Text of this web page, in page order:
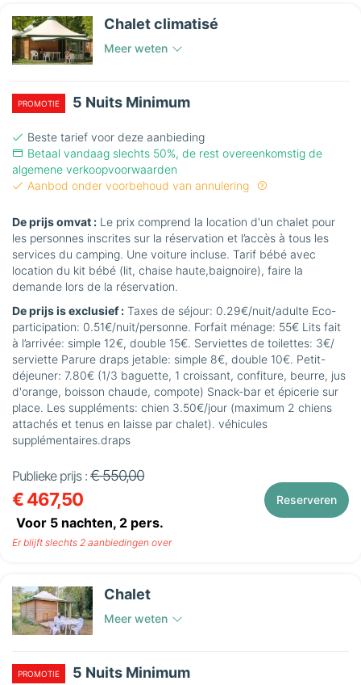
Chalet climatisé
Meer weten
PROMOTIE 5 Nuits Minimum
Beste tarief voor deze aanbieding
Betaal vandaag slechts 50%, de rest overeenkomstig de
algemene verkoopvoorwaarden
Aanbod onder voorbehoud van annulering
De prijs omvat : Le prix comprend la location d'un chalet pour
les personnes inscrites sur la réservation et l’accès à tous les
services du camping. Une voiture incluse. Tarif bébé avec
location du kit bébé (lit, chaise haute,baignoire), faire la
demande lors de la réservation.
De prijs is exclusief : Taxes de séjour: 0.29€/nuit/adulte Eco-
participation: 0.51€/nuit/personne. Forfait ménage: 55€ Lits fait
à l’arrivée: simple 12€, double 15€. Serviettes de toilettes: 3€/
serviette Parure draps jetable: simple 8€, double 10€. Petit-
déjeuner: 7.80€ (1/3 baguette, 1 croissant, confiture, beurre, jus
d'orange, boisson chaude, compote) Snack-bar et épicerie sur
place. Les suppléments: chien 3.50€/jour (maximum 2 chiens
attachés et tenus en laisse par chalet). véhicules
supplémentaires.draps
Publieke prijs : € 550,00
€ 467,50
Voor 5 nachten, 2 pers.
Reserveren
Er blijft slechts 2 aanbiedingen over
Chalet
Meer weten
PROMOTIE 5 Nuits Minimum